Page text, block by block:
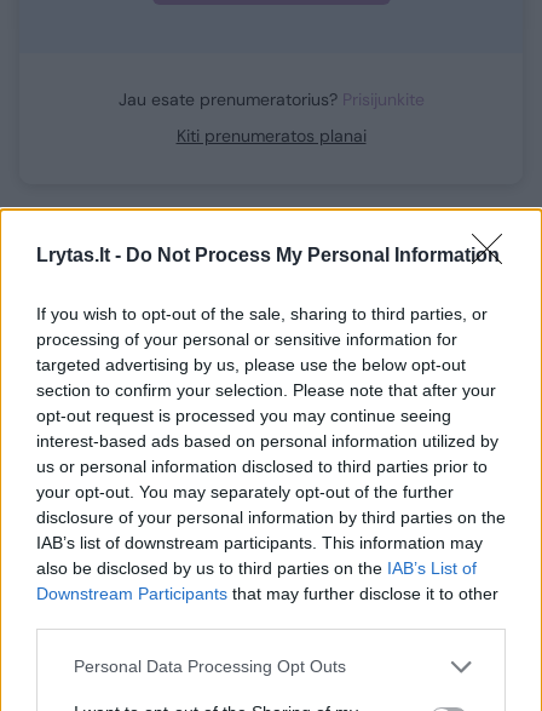
Lrytas.lt - Do Not Process My Personal Information
If you wish to opt-out of the sale, sharing to third parties, or
processing of your personal or sensitive information for
targeted advertising by us, please use the below opt-out
section to confirm your selection. Please note that after your
opt-out request is processed you may continue seeing
interest-based ads based on personal information utilized by
us or personal information disclosed to third parties prior to
your opt-out. You may separately opt-out of the further
disclosure of your personal information by third parties on the
IAB’s list of downstream participants. This information may
also be disclosed by us to third parties on the IAB’s List of
Downstream Participants that may further disclose it to other
Personal Data Processing Opt Outs
Jau esate prenumeratorius? Prisijunkite
Kiti prenumeratos planai
Lorem ipsum dolor sit amet consectetur
adipisicing elit. Asperiores sapiente, odio
officiis sed tempore vitae veritatis
repellendus, ad saepe architecto
repudiandae corrupti sit non error illum
consequuntur adipisci dignissimos maxime.
rusų kalba Vilniaus miesto savivaldybė
Artūras Zuokas
Rodyti daugiau žymių
Komentuoti po šiuo straipsniu